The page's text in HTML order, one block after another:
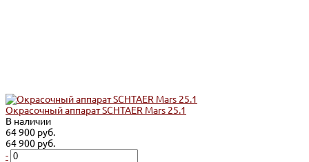
Окрасочный аппарат SCHTAER Mars 25.1
В наличии
64 900 руб.
64 900 руб.
-